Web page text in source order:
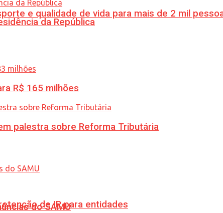
e qualidade de vida para mais de 2 mil
do SAMU
da República
R$ 165 milhões
palestra sobre Reforma Tributária
de IR para entidades